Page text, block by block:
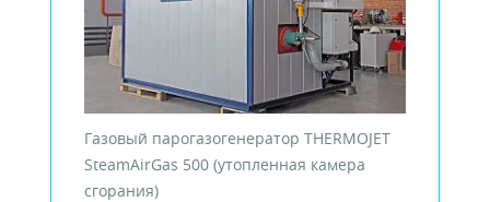
Газовый парогазогенератор THERMOJET
SteamAirGas 500 (утопленная камера
сгорания)